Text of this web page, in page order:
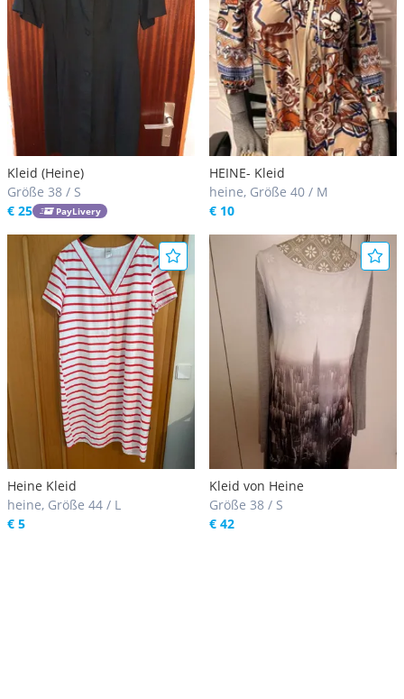
Kleid (Heine)
Größe 38 / S
€ 25
PayLivery
HEINE- Kleid
heine, Größe 40 / M
€ 10
Heine Kleid
heine, Größe 44 / L
€ 5
Kleid von Heine
Größe 38 / S
€ 42